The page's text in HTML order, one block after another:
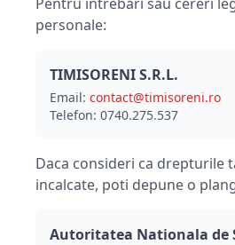
personale:
TIMISORENI S.R.L.
Email: contact@timisoreni.ro
Telefon: 0740.275.537
Daca consideri ca drepturile
incalcate, poti depune o
Autoritatea Nationala de